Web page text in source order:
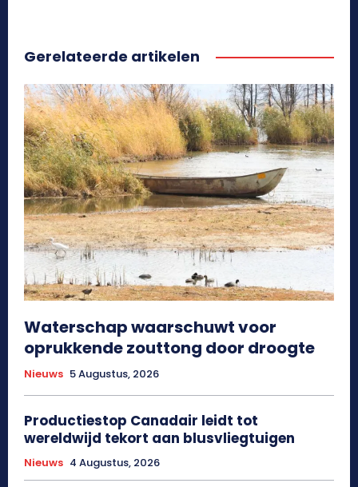
Gerelateerde artikelen
Waterschap waarschuwt voor
oprukkende zouttong door droogte
Nieuws 5 Augustus, 2026
Productiestop Canadair leidt tot
wereldwijd tekort aan blusvliegtuigen
Nieuws 4 Augustus, 2026